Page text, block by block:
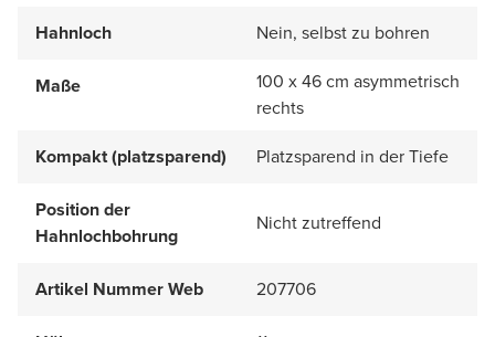
Hahnloch Nein, selbst zu bohren
Maße
100 x 46 cm asymmetrisch
rechts
Kompakt (platzsparend)
Platzsparend in der Tiefe
Position der
Hahnlochbohrung
Nicht zutreffend
Artikel Nummer Web 207706